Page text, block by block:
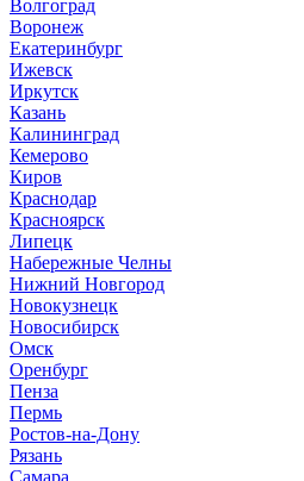
Волгоград
Воронеж
Екатеринбург
Ижевск
Иркутск
Казань
Калининград
Кемерово
Киров
Краснодар
Красноярск
Липецк
Набережные Челны
Нижний Новгород
Новокузнецк
Новосибирск
Омск
Оренбург
Пенза
Пермь
Ростов-на-Дону
Рязань
Самара